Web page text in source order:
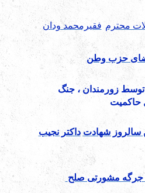
محترم فقیرمحمد ودان
حزب وطن
توسط زورمندان ، جنگ
حاکمیت
سالروز شهادت داکتر نجیب
جرگه مشورتی صلح